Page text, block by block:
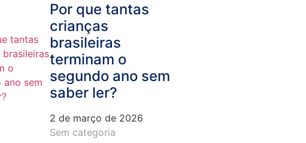
Por que tantas
crianças
brasileiras
terminam o
segundo ano sem
saber ler?
2 de março de 2026
Sem categoria